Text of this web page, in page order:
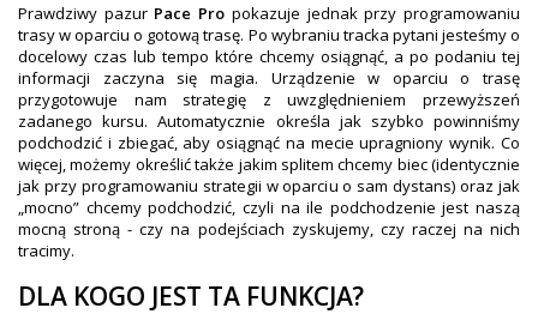
Prawdziwy pazur Pace Pro pokazuje jednak przy programowaniu
trasy w oparciu o gotową trasę. Po wybraniu tracka pytani jesteśmy o
docelowy czas lub tempo które chcemy osiągnąć, a po podaniu tej
informacji zaczyna się magia. Urządzenie w oparciu o trasę
przygotowuje nam strategię z uwzględnieniem przewyższeń
zadanego kursu. Automatycznie określa jak szybko powinniśmy
podchodzić i zbiegać, aby osiągnąć na mecie upragniony wynik. Co
więcej, możemy określić także jakim splitem chcemy biec (identycznie
jak przy programowaniu strategii w oparciu o sam dystans) oraz jak
„mocno” chcemy podchodzić, czyli na ile podchodzenie jest naszą
mocną stroną - czy na podejściach zyskujemy, czy raczej na nich
tracimy.
DLA KOGO JEST TA FUNKCJA?